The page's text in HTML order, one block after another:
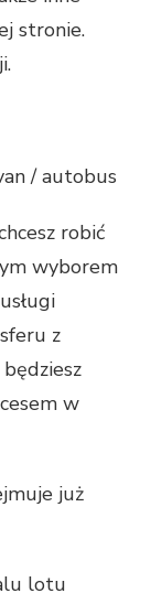
stronie.
/ autobus
robić
wyborem
z
w
już
lotu